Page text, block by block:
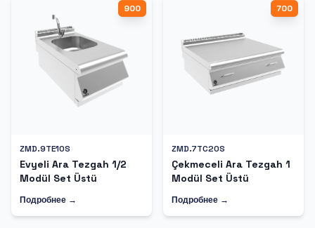
900
ZMD.9TE10S
Evyeli Ara Tezgah 1/2
Modül Set Üstü
Подробнее →
700
ZMD.7TC20S
Çekmeceli Ara Tezgah 1
Modül Set Üstü
Подробнее →